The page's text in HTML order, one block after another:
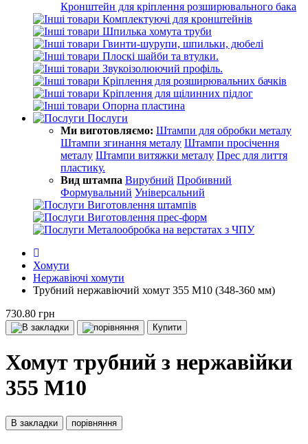
Кронштейн для кріплення розширювального бака
Комплектуючі для кронштейнів
Шпилька хомута труби
Гвинти-шурупи, шпильки, дюбелі
Плоскі шайби та втулки.
Звукоізолюючий профіль.
Кріплення для розширювальних бачків
Кріплення для щілинних підлог
Опорна пластина
Послуги
Ми виготовляємо: Штампи для обробки металу
Штампи згинання металу Штампи просічення
металу Штампи витяжки металу Прес для лиття
пластику.
Вид штампа Вирубний Пробивний
Формувальний Універсальний
Виготовлення штампів
Виготовлення прес-форм
Металообробка на верстатах з ЧПУ
Хомути
Нержавіючі хомути
Трубний нержавіючий хомут 355 М10 (348-360 мм)
730.80 грн
Купити
Хомут трубний з нержавійки
355 М10
В закладки порівняння